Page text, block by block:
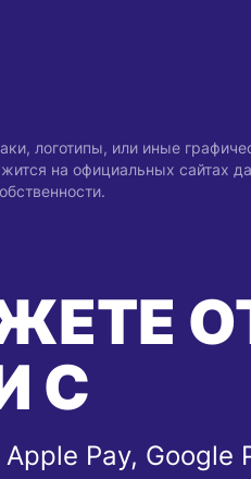
логотипы, или иные
на официальных сайтах
С
Pay, Google